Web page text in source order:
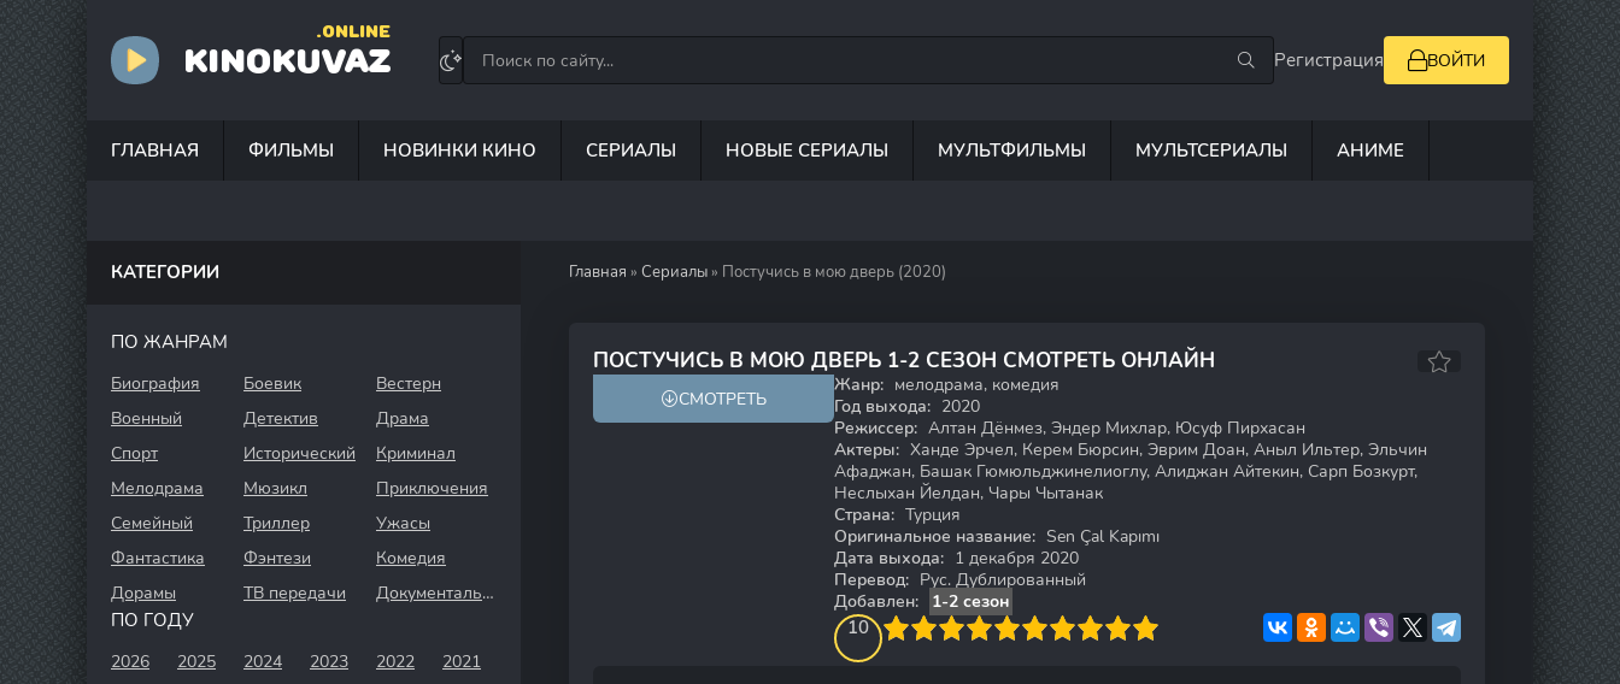
KINOKUVAZ
.ONLINE
Регистрация ВОЙТИ
ГЛАВНАЯ ФИЛЬМЫ НОВИНКИ КИНО СЕРИАЛЫ НОВЫЕ СЕРИАЛЫ МУЛЬТФИЛЬМЫ МУЛЬТСЕРИАЛЫ АНИМЕ
Главная » Сериалы » Постучись в мою дверь (2020)
ПОСТУЧИСЬ В МОЮ ДВЕРЬ 1-2 СЕЗОН СМОТРЕТЬ ОНЛАЙН
8.1 7.3
СМОТРЕТЬ
Жанр: мелодрама, комедия
Год выхода: 2020
Режиссер: Алтан Дёнмез, Эндер Михлар, Юсуф Пирхасан
Актеры: Ханде Эрчел, Керем Бюрсин, Эврим Доан, Аныл Ильтер, Эльчин
Афаджан, Башак Гюмюльджинелиоглу, Алиджан Айтекин, Сарп Бозкурт,
Неслыхан Йелдан, Чары Чытанак
Страна: Турция
Оригинальное название: Sen Çal Kapımı
Дата выхода: 1 декабря 2020
Перевод: Рус. Дублированный
Добавлен:
1-2 сезон
10
4 5 6 7 8 9 10
КАТЕГОРИИ
ПО ЖАНРАМ
Биография Боевик
Вестерн
Военный
Детектив
Драма
Спорт
Исторический
Криминал
Мелодрама
Мюзикл
Приключения
Семейный
Триллер
Ужасы
Фантастика
Фэнтези
Комедия
Дорамы
ТВ передачи Документальный
ПО ГОДУ
2026 2025 2024 2023 2022
2021